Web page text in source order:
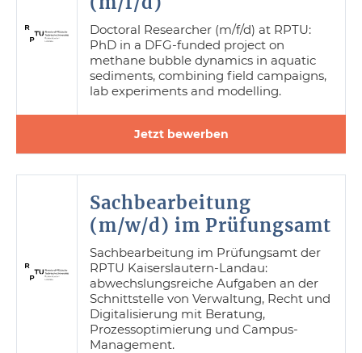
Doctoral Researcher (m/f/d) at RPTU:
PhD in a DFG-funded project on
methane bubble dynamics in aquatic
sediments, combining field campaigns,
lab experiments and modelling.
Jetzt bewerben
Sachbearbeitung
(m/w/d) im Prüfungsamt
Sachbearbeitung im Prüfungsamt der
RPTU Kaiserslautern-Landau:
abwechslungsreiche Aufgaben an der
Schnittstelle von Verwaltung, Recht und
Digitalisierung mit Beratung,
Prozessoptimierung und Campus-
Management.